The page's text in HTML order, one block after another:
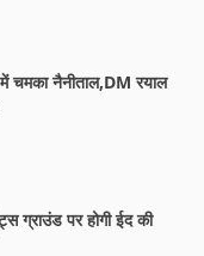
नैनीताल,DM रयाल
ग्राउंड पर होगी ईद की